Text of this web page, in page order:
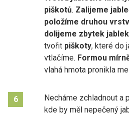
piškotů. Zalijeme
položíme druhou
dolijeme zbytek
tvořit piškoty, které do
vtlačíme. Formou
vlahá hmota pronikla
6 Necháme zchladnout a
kde by měl nepečený